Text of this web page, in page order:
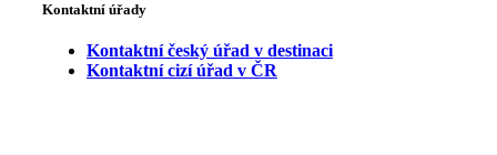
Kontaktní úřady
Kontaktní český úřad v destinaci
Kontaktní cizí úřad v ČR